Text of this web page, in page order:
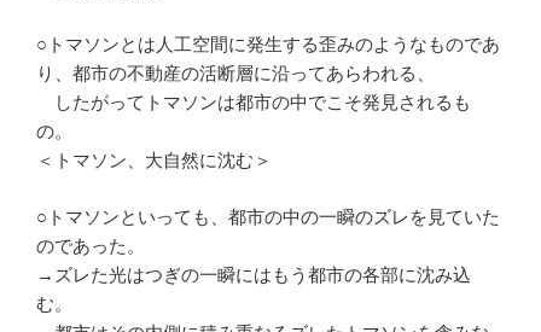
○トマソンとは人工空間に発生する歪みのようなものであ
り、都市の不動産の活断層に沿ってあらわれる、
したがってトマソンは都市の中でこそ発見されるも
の。
＜トマソン、大自然に沈む＞
○トマソンといっても、都市の中の一瞬のズレを見ていた
のであった。
→ズレた光はつぎの一瞬にはもう都市の各部に沈み込
む。